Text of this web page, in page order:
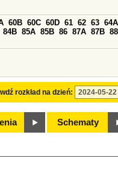
rozkład na dzień:
60B 60C 60D 61 62 63 64A
84B 85A 85B 86 87A 87B
Schematy